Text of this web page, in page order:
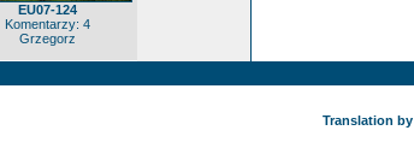
EU07-124
Komentarzy: 4
Grzegorz
Translation by